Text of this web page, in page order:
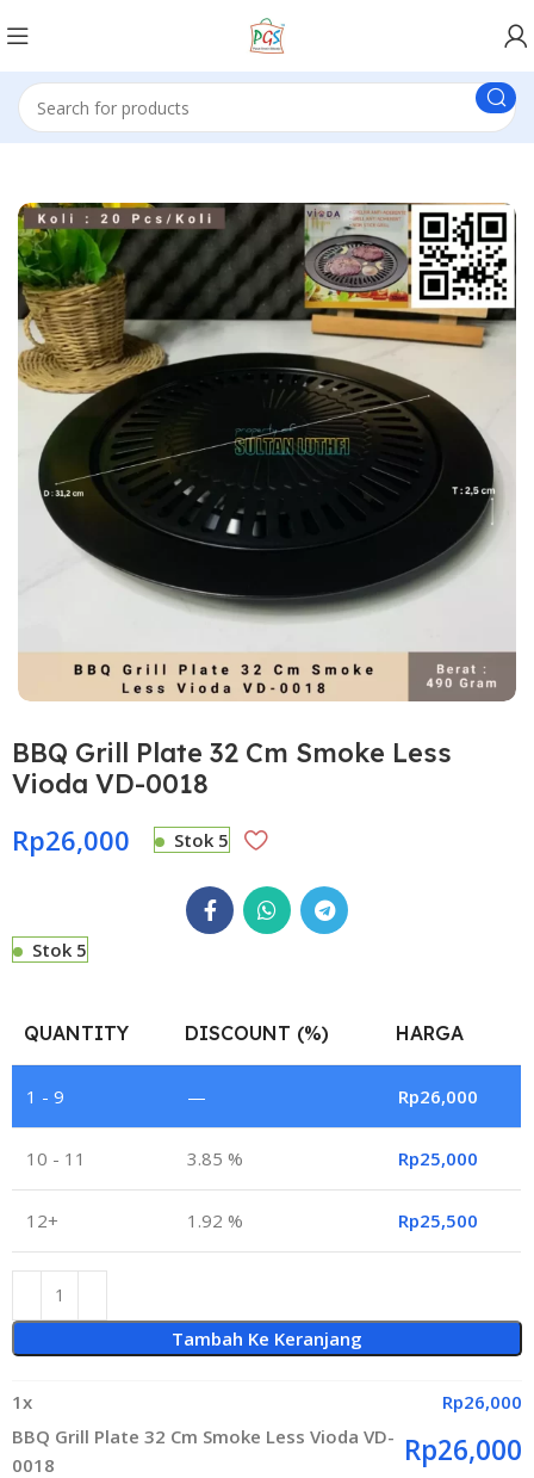
BBQ Grill Plate 32 Cm Smoke Less
Vioda VD-0018
Rp26,000 Stok 5
Stok 5
QUANTITY DISCOUNT (%) HARGA
1 - 9 — Rp26,000
10 - 11 3.85 % Rp25,000
12+ 1.92 % Rp25,500
Tambah Ke Keranjang
1x Rp26,000
BBQ Grill Plate 32 Cm Smoke Less Vioda VD-
0018
Rp26,000